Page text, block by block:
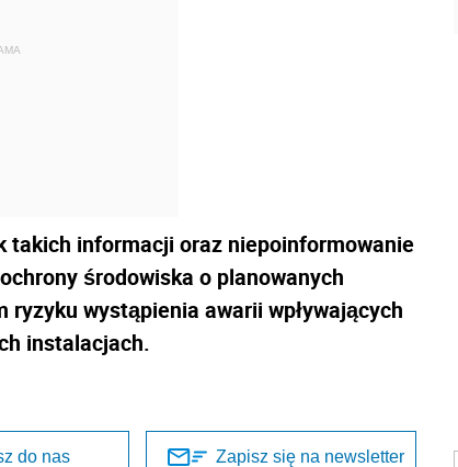
takich informacji oraz niepoinformowanie
środowiska o planowanych
ryzyku wystąpienia awarii wpływających
instalacjach.
do nas Zapisz się na newsletter